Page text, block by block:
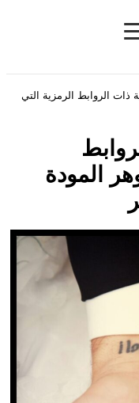
ذات الروابط الرمزية التي
المودة